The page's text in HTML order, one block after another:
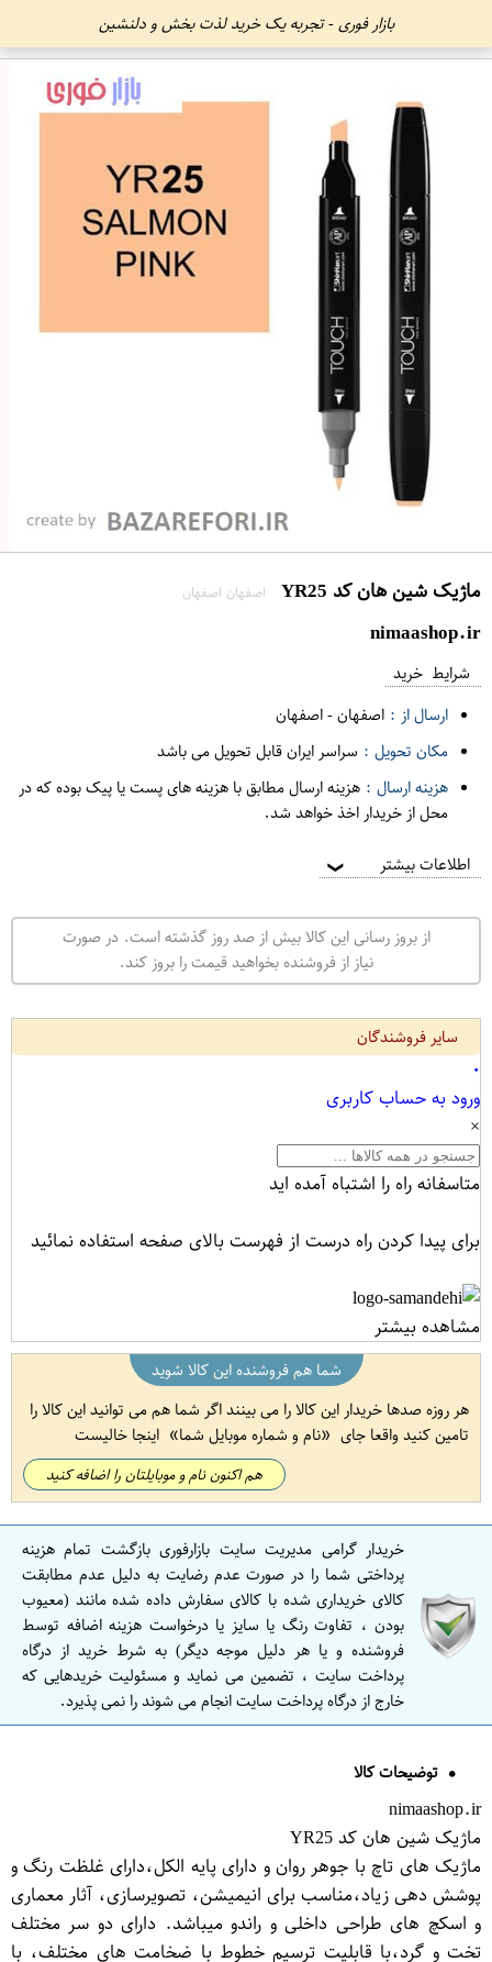
بازار فوری - تجربه یک خرید لذت بخش و دلنشین
ماژیک شین هان کد YR25 اصفهان اصفهان
nimaashop.ir
شرایط خرید
ارسال از : اصفهان-اصفهان
مکان تحویل : سراسر ایران قابل تحویل می باشد
هزینه ارسال : هزینه ارسال مطابق با هزینه های پست یا پیک بوده که در
محل از خریدار اخذ خواهد شد.
اطلاعات بیشتر ❯
از بروز رسانی این کالا بیش از صد روز گذشته است. در صورت
نیاز از فروشنده بخواهید قیمت را بروز کند.
سایر فروشندگان
۰
ورود به حساب کاربری
×
متاسفانه راه را اشتباه آمده اید
برای پیدا کردن راه درست از فهرست بالای صفحه استفاده نمائید
مشاهده بیشتر
شما هم فروشنده این کالا شوید
هر روزه صدها خریدار این کالا را می بینند اگر شما هم می توانید این کالا را
تامین کنید واقعا جای
نام و شماره موبایل شما اینجا خالیست
هم اکنون نام و موبایلتان را اضافه کنید
خریدار گرامی مدیریت سایت بازارفوری بازگشت تمام هزینه
پرداختی شما را در صورت عدم رضایت به دلیل عدم مطابقت
کالای خریداری شده با کالای سفارش داده شده مانند (معیوب
بودن ، تفاوت رنگ یا سایز یا درخواست هزینه اضافه توسط
فروشنده و یا هر دلیل موجه دیگر) به شرط خرید از درگاه
پرداخت سایت ، تضمین می نماید و مسئولیت خریدهایی که
خارج از درگاه پرداخت سایت انجام می شوند را نمی پذیرد.
توضیحات کالا
nimaashop.ir
ماژیک شین هان کد YR25
ماژیک های تاچ با جوهر روان و دارای پایه الکل،دارای غلظت رنگ و
پوشش دهی زیاد،مناسب برای انیمیشن، تصویرسازی، آثار معماری
و اسکچ های طراحی داخلی و راندو میباشد. دارای دو سر مختلف
تخت و گرد،با قابلیت ترسیم خطوط با ضخامت های مختلف، با